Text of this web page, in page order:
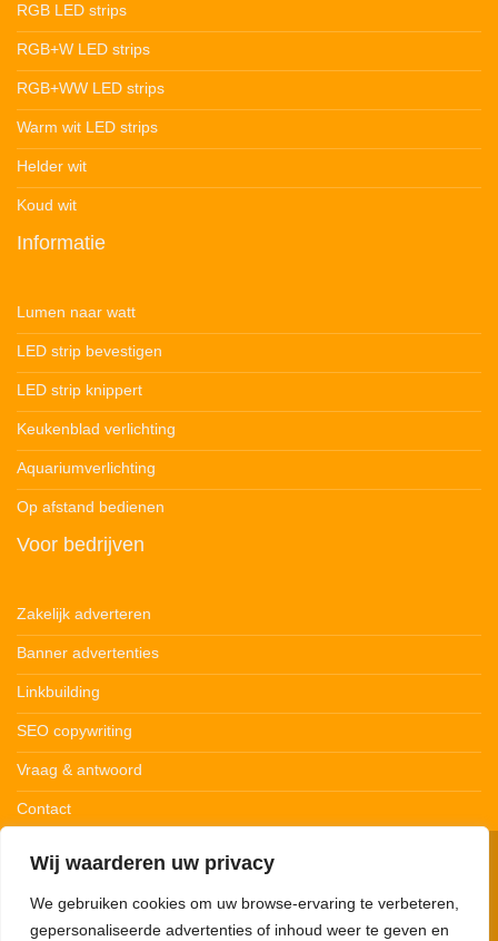
Wij waarderen uw privacy
We gebruiken cookies om uw browse-ervaring te verbeteren,
gepersonaliseerde advertenties of inhoud weer te geven en
RGB LED strips
RGB+W LED strips
RGB+WW LED strips
Warm wit LED strips
Helder wit
Koud wit
Informatie
Lumen naar watt
LED strip bevestigen
LED strip knippert
Keukenblad verlichting
Aquariumverlichting
Op afstand bedienen
Voor bedrijven
Zakelijk adverteren
Banner advertenties
Linkbuilding
SEO copywriting
Vraag & antwoord
Contact
Privacybeleid Cookiebeleid Disclaimer